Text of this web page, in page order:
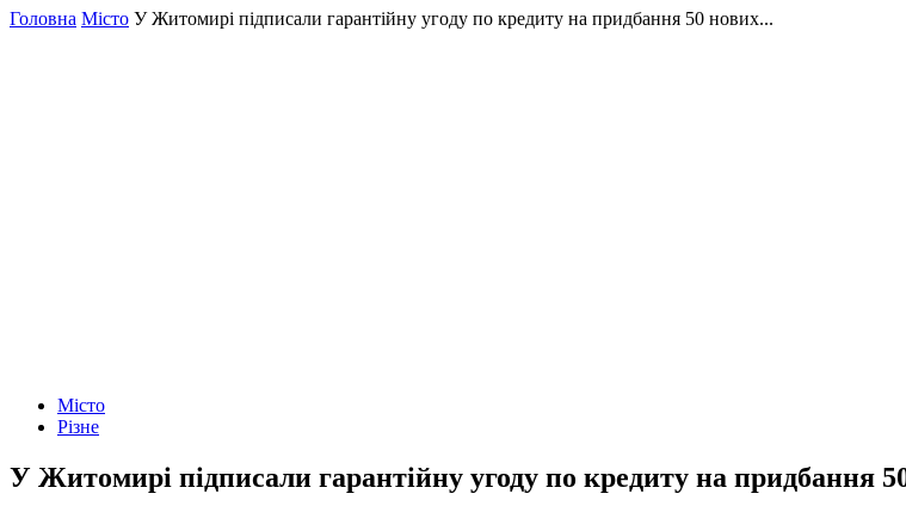
Головна Місто У Житомирі підписали гарантійну угоду по кредиту на придбання 50 нових...
Місто
Різне
У Житомирі підписали гарантійну угоду по кредиту на придбання